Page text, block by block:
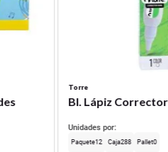
Torre
Bl. Lápiz
Unidades por:
12 288 0